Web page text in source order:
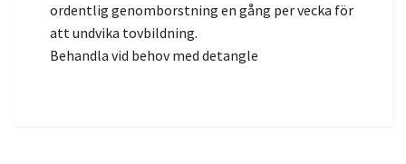
ordentlig genomborstning en gång per vecka för
att undvika tovbildning.
Behandla vid behov med detangle